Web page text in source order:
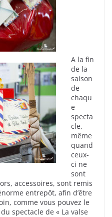
A la fin
de la
saison
de
chaqu
e
specta
cle,
même
quand
ceux-
ci ne
sont
accessoires, sont remis
entrepôt, afin d’être
comme vous pouvez le
spectacle de « La valse